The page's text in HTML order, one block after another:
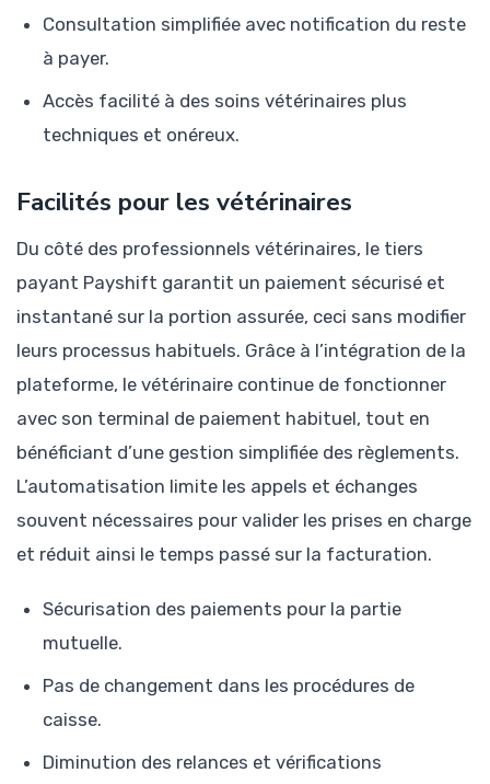
Consultation simplifiée avec notification du reste
à payer.
Accès facilité à des soins vétérinaires plus
techniques et onéreux.
Facilités pour les vétérinaires
Du côté des professionnels vétérinaires, le tiers
payant Payshift garantit un paiement sécurisé et
instantané sur la portion assurée, ceci sans modifier
leurs processus habituels. Grâce à l’intégration de la
plateforme, le vétérinaire continue de fonctionner
avec son terminal de paiement habituel, tout en
bénéficiant d’une gestion simplifiée des règlements.
L’automatisation limite les appels et échanges
souvent nécessaires pour valider les prises en charge
et réduit ainsi le temps passé sur la facturation.
Sécurisation des paiements pour la partie
mutuelle.
Pas de changement dans les procédures de
caisse.
Diminution des relances et vérifications